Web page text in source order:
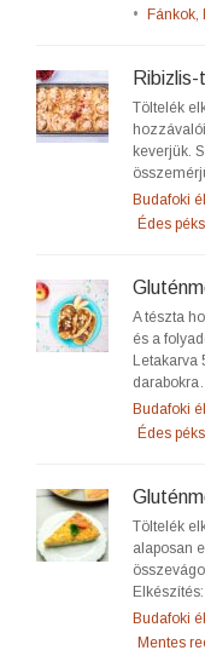
•
Fánkok,
Töltelék
keverjük.
Budafoki
Édes
A tészta
és a
Letakarva
Budafoki
Édes
Töltelék
alaposan
Budafoki
Mentes